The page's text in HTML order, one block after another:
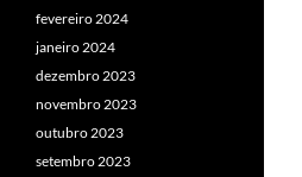
fevereiro 2024
janeiro 2024
dezembro 2023
novembro 2023
outubro 2023
setembro 2023